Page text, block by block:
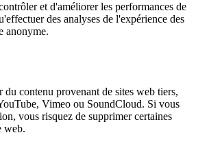
et d'améliorer les performances de
des analyses de l'expérience des
anonyme.
du contenu provenant de sites web tiers,
Vimeo ou SoundCloud. Si vous
vous risquez de supprimer certaines
web.